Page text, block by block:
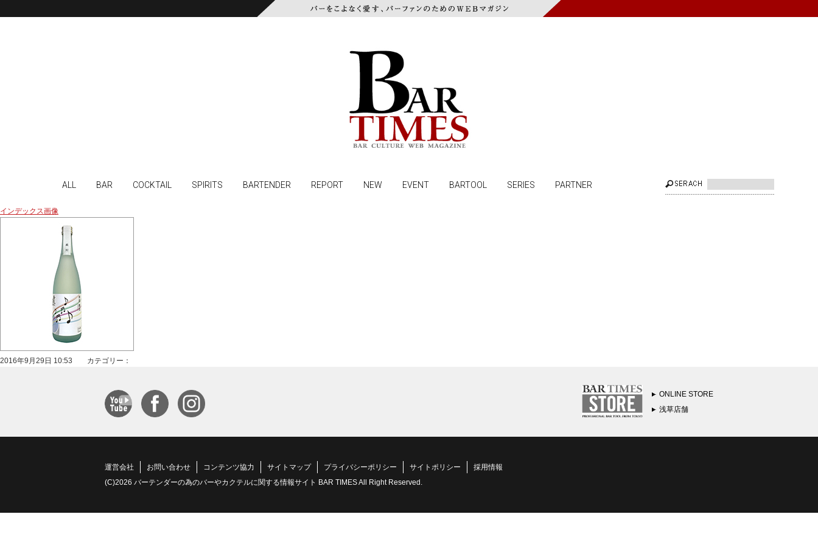
ALL BAR COCKTAIL SPIRITS BARTENDER REPORT NEW EVENT BARTOOL SERIES PARTNER
インデックス画像
2016年9月29日 10:53 カテゴリー：
ONLINE STORE
浅草店舗
運営会社 お問い合わせ コンテンツ協力 サイトマップ プライバシーポリシー サイトポリシー
採用情報
(C)2026 バーテンダーの為のバーやカクテルに関する情報サイト BAR TIMES All Right Reserved.